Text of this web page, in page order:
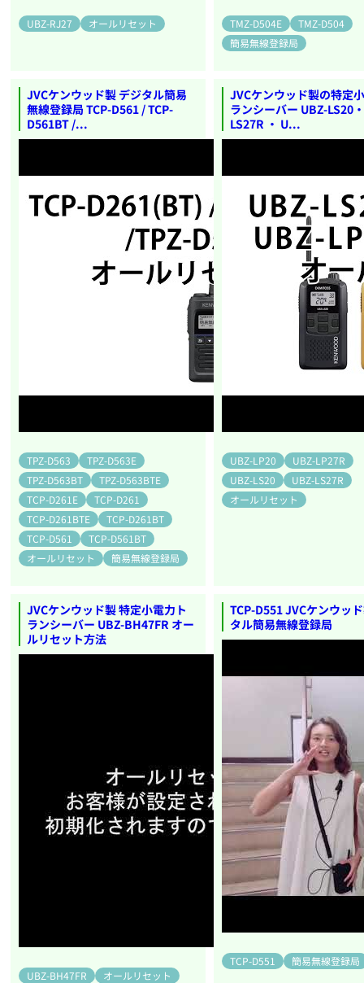
UBZ-RJ27 オールリセット TMZ-D504E
TMZ-D504
簡易無線登録局
JVCケンウッド製 デジタル簡易
無線登録局 TCP-D561 / TCP-
D561BT /...
TPZ-D563
TPZ-D563E
TPZ-D563BT
TPZ-D563BTE
TCP-D261E
TCP-D261
TCP-D261BTE
TCP-D261BT
TCP-D561
TCP-D561BT
オールリセット
簡易無線登録局
JVCケンウッド製の特定
ランシーバー UBZ-LS20
LS27R ・ U...
UBZ-LP20
UBZ-LP27R
UBZ-LS20
UBZ-LS27R
オールリセット
JVCケンウッド製 特定小電力ト
ランシーバー UBZ-BH47FR オー
ルリセット方法
UBZ-BH47FR オールリセット
TCP-D551 JVCケンウッ
タル簡易無線登録局
TCP-D551 簡易無線登録局